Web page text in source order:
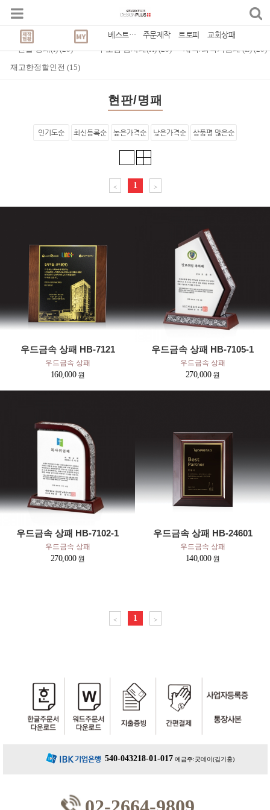
베스트상품 주문제작 트로피 교회상패
Best Seller
CATEGORY 1,631) 감사/공로패 (20) 교회 상패(C)
인물 상패(I)(20) 부모님 감사패(H)(20) 재직/퇴직기념패 (E)(20)
재고한정할인전 (15)
현판/명패
인기도순 최신등록순 높은가격순 낮은가격순 상품평 많은순
< 1 >
우드금속 상패 HB-7121
우드금속 상패
160,000
우드금속 상패 HB-7105-1
우드금속 상패
270,000
우드금속 상패 HB-7102-1
우드금속 상패
270,000
우드금속 상패 HB-24601
우드금속 상패
140,000
< 1 >
540-043218-01-017 예금주:굿데이(김기홍)